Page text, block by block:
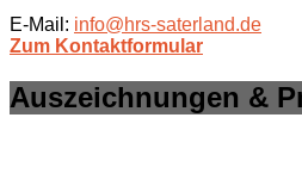
E-Mail: info@hrs-saterland.de
Zum Kontaktformular
Auszeichnungen &